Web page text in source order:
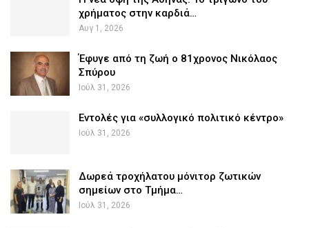
χρήματος στην καρδιά…
Αυγ 1, 2026
Έφυγε από τη ζωή ο 81χρονος Νικόλαος
Σπύρου
Ιούλ 31, 2026
Εντολές για «συλλογικό πολιτικό κέντρο»
Ιούλ 31, 2026
Δωρεά τροχήλατου μόνιτορ ζωτικών
σημείων στο Τμήμα…
Ιούλ 31, 2026